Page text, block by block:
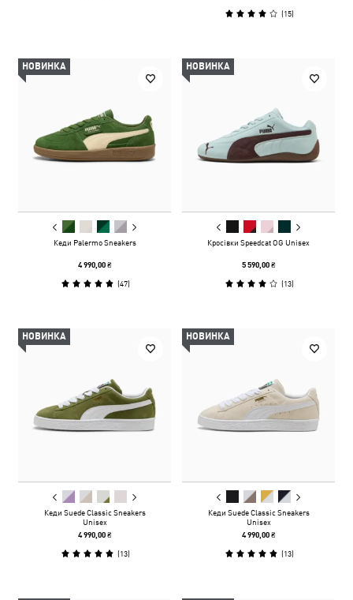
(15)
НОВИНКА
Кеди Palermo Sneakers
4 990,00 ₴
(47)
НОВИНКА
Кросівки Speedcat OG Unisex
5 590,00 ₴
(13)
НОВИНКА
Кеди Suede Classic Sneakers
Unisex
4 990,00 ₴
(13)
НОВИНКА
Кеди Suede Classic Sneakers
Unisex
4 990,00 ₴
(13)